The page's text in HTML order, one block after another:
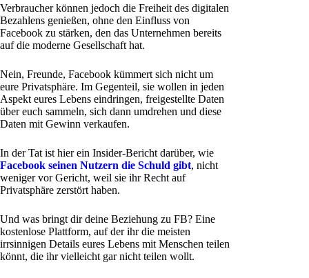
Verbraucher können jedoch die Freiheit des digitalen
Bezahlens genießen, ohne den Einfluss von
Facebook zu stärken, den das Unternehmen bereits
auf die moderne Gesellschaft hat.
Nein, Freunde, Facebook kümmert sich nicht um
eure Privatsphäre. Im Gegenteil, sie wollen in jeden
Aspekt eures Lebens eindringen, freigestellte Daten
über euch sammeln, sich dann umdrehen und diese
Daten mit Gewinn verkaufen.
In der Tat ist hier ein Insider-Bericht darüber, wie
Facebook seinen Nutzern die Schuld gibt, nicht
weniger vor Gericht, weil sie ihr Recht auf
Privatsphäre zerstört haben.
Und was bringt dir deine Beziehung zu FB? Eine
kostenlose Plattform, auf der ihr die meisten
irrsinnigen Details eures Lebens mit Menschen teilen
könnt, die ihr vielleicht gar nicht teilen wollt.